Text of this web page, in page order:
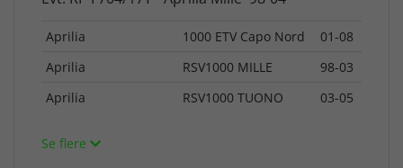
Aprilia 1000 ETV Capo Nord
01-08
Aprilia
RSV1000 MILLE
98-03
Aprilia
RSV1000 TUONO 03-05
Se flere